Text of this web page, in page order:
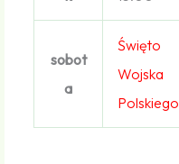
sobot
a
Święto
Wojska
Polskiego